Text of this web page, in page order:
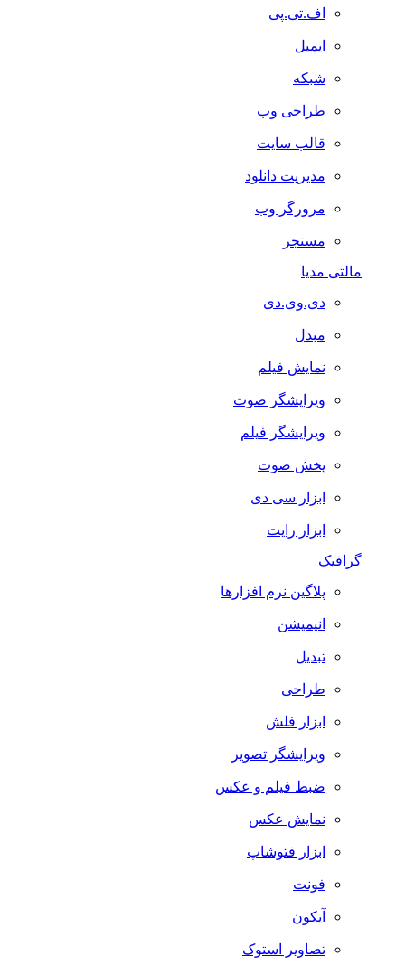
اف.تی.پی
ایمیل
شبکه
طراحی وب
قالب سایت
مدیریت دانلود
مرورگر وب
مسنجر
مالتی مدیا
دی.وی.دی
مبدل
نمایش فیلم
ویرایشگر صوت
ویرایشگر فیلم
پخش صوت
ابزار سی دی
ابزار رایت
گرافیک
پلاگین نرم افزارها
انیمیشن
تبدیل
طراحی
ابزار فلش
ویرایشگر تصویر
ضبط فيلم و عكس
نمایش عکس
ابزار فتوشاپ
فونت
آیکون
تصاویر استوک